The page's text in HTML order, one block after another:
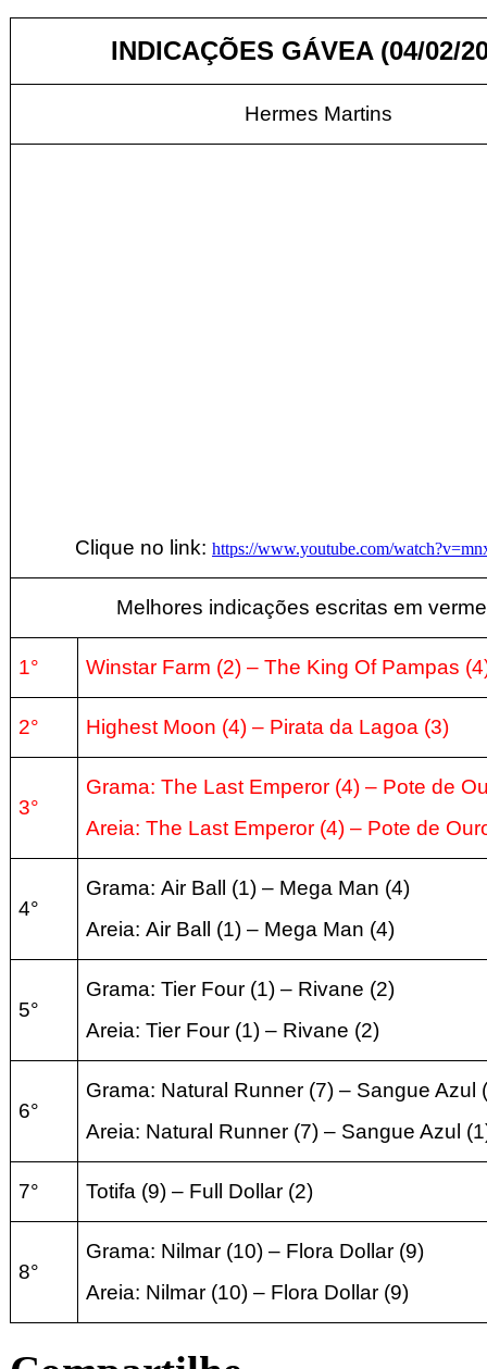
INDICAÇÕES GÁVEA (04/02/
Hermes Martins
Clique no link: https://www.youtube.com/
Melhores indicações escritas em
1° Winstar Farm (2) – The King Of Pampas (4
2° Highest Moon (4) – Pirata da Lagoa (3)
3°
Grama: The Last Emperor (4) – Pote de
Areia: The Last Emperor (4) – Pote de
4°
Grama: Air Ball (1) – Mega Man (4)
Areia: Air Ball (1) – Mega Man (4)
5°
Grama: Tier Four (1) – Rivane (2)
Areia: Tier Four (1) – Rivane (2)
6°
Grama: Natural Runner (7) – Sangue Azul
Areia: Natural Runner (7) – Sangue Azul (1
7° Totifa (9) – Full Dollar(2)
8°
Grama: Nilmar (10) – Flora Dollar (9)
Areia: Nilmar (10) – Flora Dollar (9)